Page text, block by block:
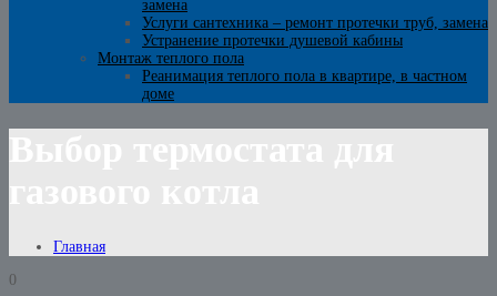
замена
Услуги сантехника – ремонт протечки труб, замена
Устранение протечки душевой кабины
Монтаж теплого пола
Реанимация теплого пола в квартире, в частном
доме
Главная
0